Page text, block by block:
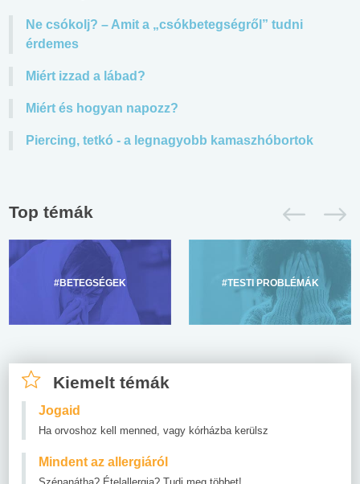
Ne csókolj? – Amit a „csókbetegségről” tudni
érdemes
Miért izzad a lábad?
Miért és hogyan napozz?
Piercing, tetkó - a legnagyobb kamaszhóbortok
Top témák
#BETEGSÉGEK #TESTI PROBLÉMÁK
Kiemelt témák
Jogaid
Ha orvoshoz kell menned, vagy kórházba kerülsz
Mindent az allergiáról